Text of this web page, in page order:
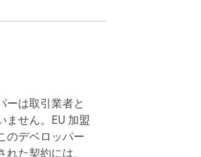
ーは取引業者と
ません。EU 加盟
のデベロッパー
れた契約には、